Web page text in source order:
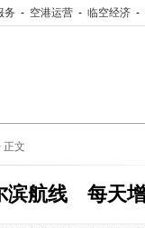
务 - 空港运营 - 临空经济 -
正文
滨航线 每天